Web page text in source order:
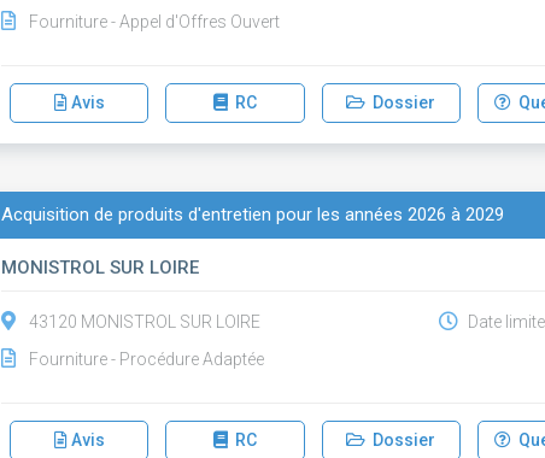
Fourniture - Appel d'Offres Ouvert
Avis RC Dossier
Acquisition de produits d'entretien pour les années 2026 à 2029
MONISTROL SUR LOIRE
43120 MONISTROL SUR LOIRE
Fourniture - Procédure Adaptée
Date
Avis RC Dossier